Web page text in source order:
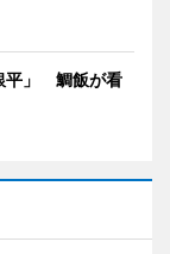
平」 鯛飯が看